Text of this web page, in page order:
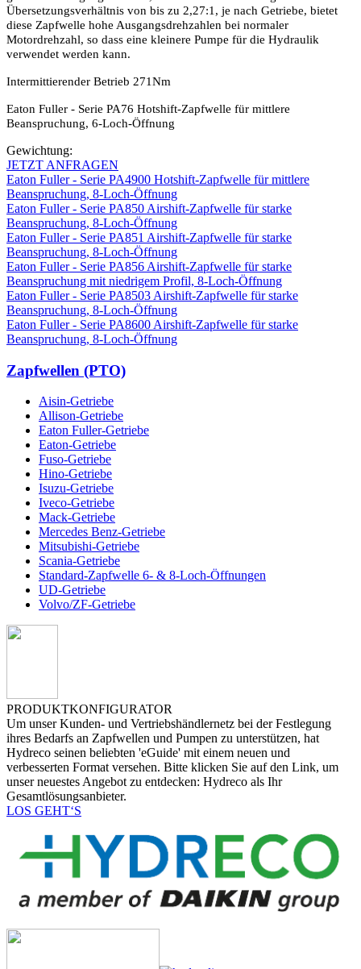
Übersetzungsverhältnis von bis zu 2,27:1, je nach Getriebe, bietet
diese Zapfwelle hohe Ausgangsdrehzahlen bei normaler
Motordrehzahl, so dass eine kleinere Pumpe für die Hydraulik
verwendet werden kann.
Intermittierender Betrieb 271Nm
Eaton Fuller - Serie PA76 Hotshift-Zapfwelle für mittlere
Beanspruchung, 6-Loch-Öffnung
Gewichtung:
JETZT ANFRAGEN
Eaton Fuller - Serie PA4900 Hotshift-Zapfwelle für mittlere
Beanspruchung, 8-Loch-Öffnung
Eaton Fuller - Serie PA850 Airshift-Zapfwelle für starke
Beanspruchung, 8-Loch-Öffnung
Eaton Fuller - Serie PA851 Airshift-Zapfwelle für starke
Beanspruchung, 8-Loch-Öffnung
Eaton Fuller - Serie PA856 Airshift-Zapfwelle für starke
Beanspruchung mit niedrigem Profil, 8-Loch-Öffnung
Eaton Fuller - Serie PA8503 Airshift-Zapfwelle für starke
Beanspruchung, 8-Loch-Öffnung
Eaton Fuller - Serie PA8600 Airshift-Zapfwelle für starke
Beanspruchung, 8-Loch-Öffnung
Zapfwellen (PTO)
Aisin-Getriebe
Allison-Getriebe
Eaton Fuller-Getriebe
Eaton-Getriebe
Fuso-Getriebe
Hino-Getriebe
Isuzu-Getriebe
Iveco-Getriebe
Mack-Getriebe
Mercedes Benz-Getriebe
Mitsubishi-Getriebe
Scania-Getriebe
Standard-Zapfwelle 6- & 8-Loch-Öffnungen
UD-Getriebe
Volvo/ZF-Getriebe
PRODUKTKONFIGURATOR
Um unser Kunden- und Vertriebshändlernetz bei der Festlegung
ihres Bedarfs an Zapfwellen und Pumpen zu unterstützen, hat
Hydreco seinen beliebten 'eGuide' mit einem neuen und
verbesserten Format versehen. Bitte klicken Sie auf den Link, um
unser neuestes Angebot zu entdecken: Hydreco als Ihr
Gesamtlösungsanbieter.
LOS GEHT‘S